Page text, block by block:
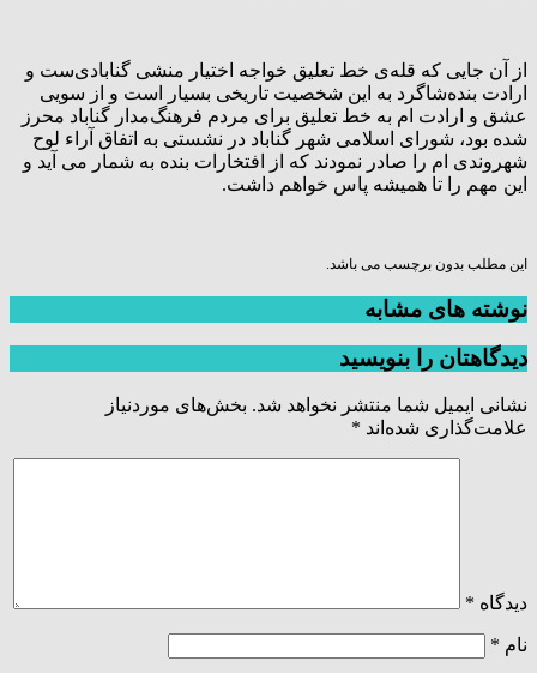
از آن جایی که قله‌ی خط تعلیق خواجه اختیار منشی گنابادی‌ست و
ارادت بنده‌شاگرد به این شخصیت تاریخی بسیار است و از سویی
عشق و ارادت ام به خط تعلیق برای مردم فرهنگ‌مدار گناباد محرز
شده بود، شورای اسلامی شهر گناباد در نشستی به اتفاق آراء لوح
شهروندی ام را صادر نمودند که از افتخارات بنده به شمار می آید و
این مهم را تا همیشه پاس خواهم داشت.
این مطلب بدون برچسب می باشد.
نوشته های مشابه
دیدگاهتان را بنویسید
نشانی ایمیل شما منتشر نخواهد شد. بخش‌های موردنیاز
علامت‌گذاری شده‌اند *
دیدگاه *
نام *